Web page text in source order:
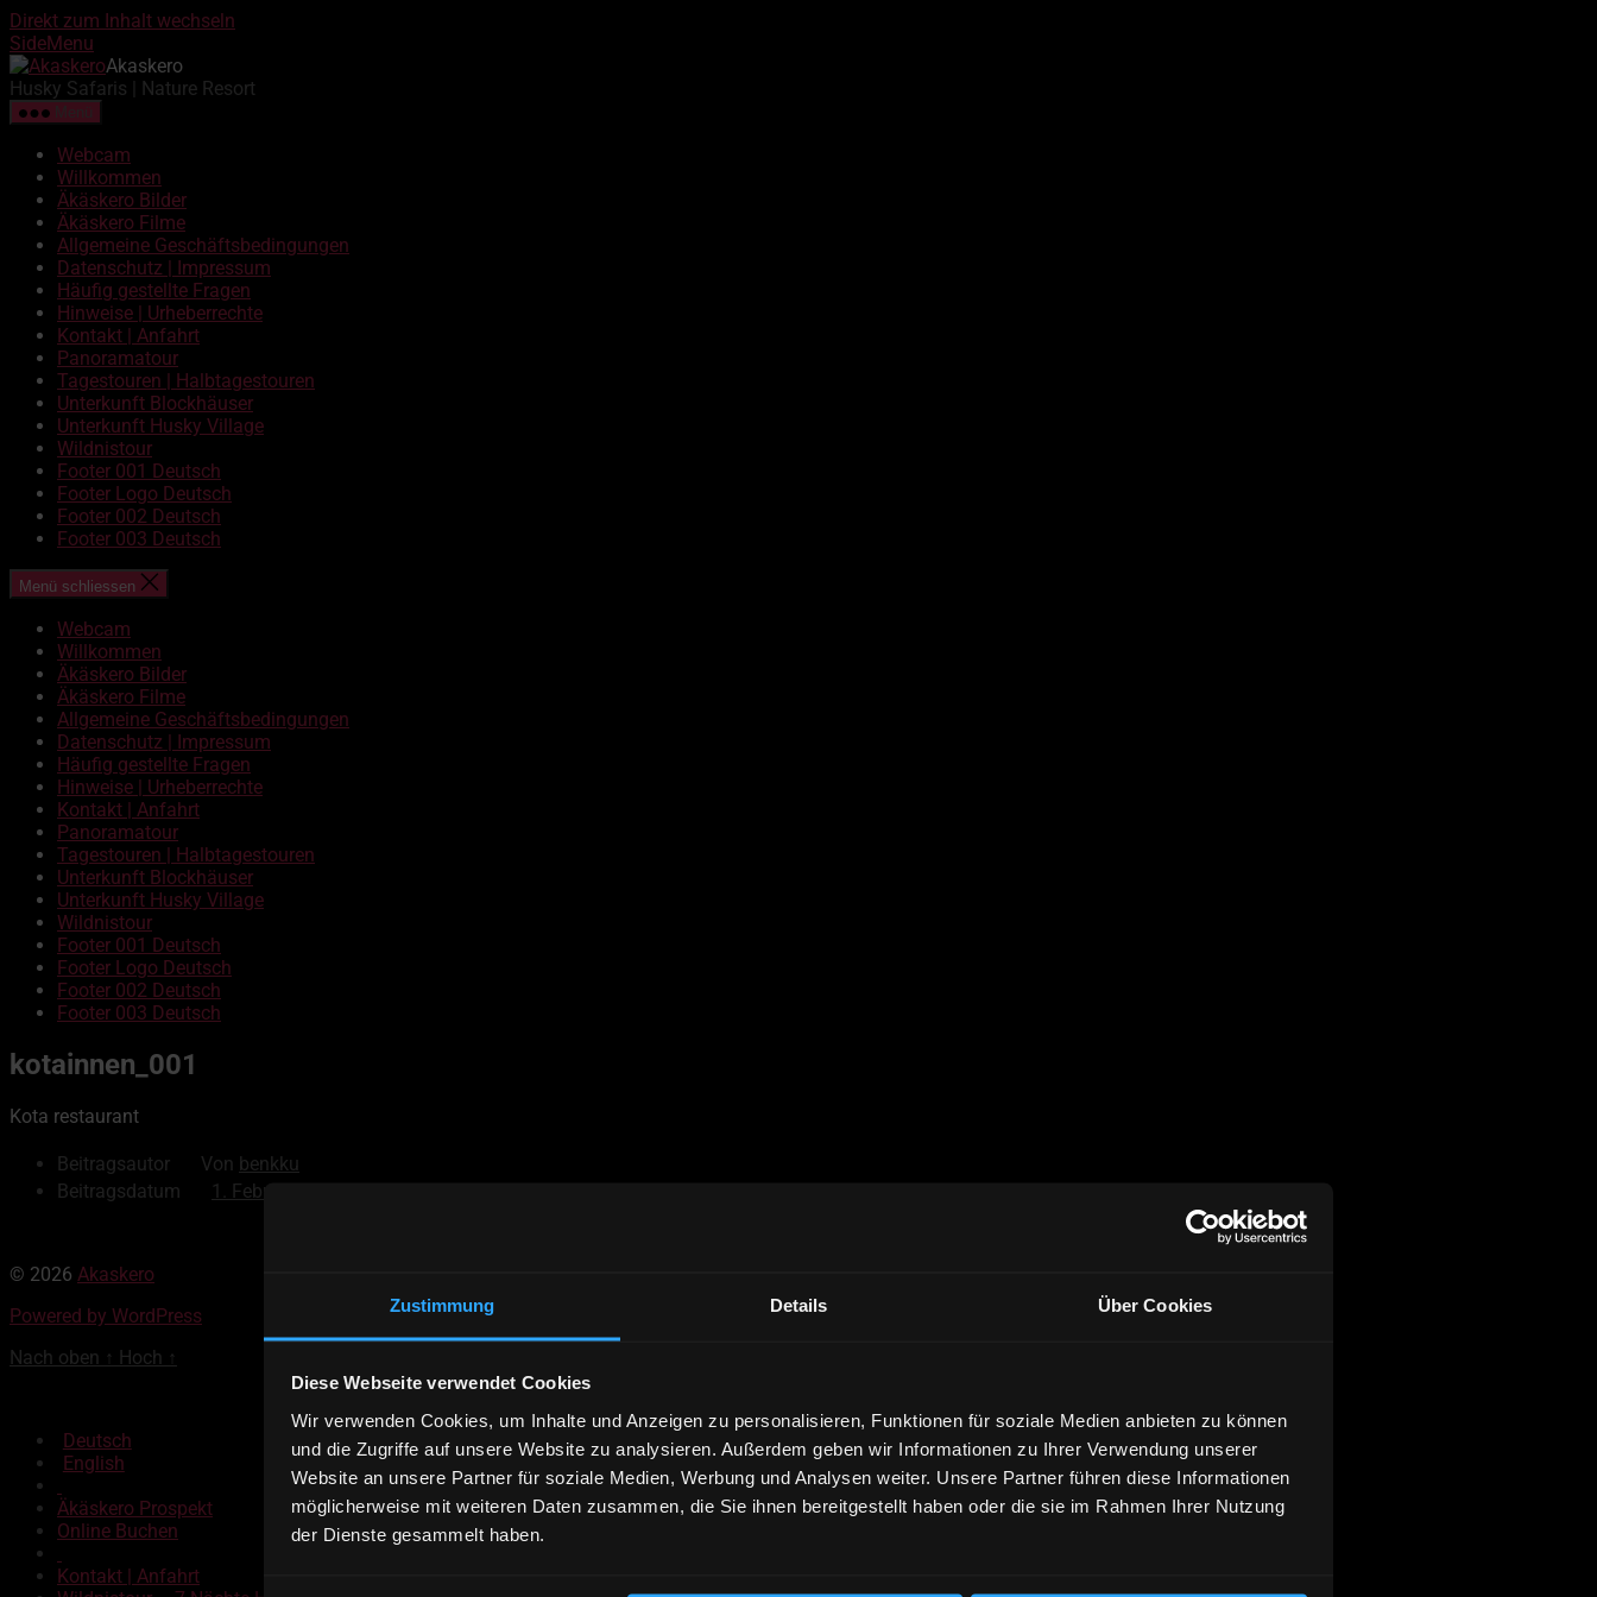
Zustimmung Details Über Cookies
Diese Webseite verwendet Cookies
Wir verwenden Cookies, um Inhalte und Anzeigen zu personalisieren, Funktionen für soziale Medien anbieten zu können
und die Zugriffe auf unsere Website zu analysieren. Außerdem geben wir Informationen zu Ihrer Verwendung unserer
Website an unsere Partner für soziale Medien, Werbung und Analysen weiter. Unsere Partner führen diese Informationen
möglicherweise mit weiteren Daten zusammen, die Sie ihnen bereitgestellt haben oder die sie im Rahmen Ihrer Nutzung
der Dienste gesammelt haben.
Direkt zum Inhalt wechseln
SideMenu
Akaskero
Husky Safaris | Nature Resort
Webcam
Willkommen
Äkäskero Bilder
Äkäskero Filme
Allgemeine Geschäftsbedingungen
Datenschutz | Impressum
Häufig gestellte Fragen
Hinweise | Urheberrechte
Kontakt | Anfahrt
Panoramatour
Tagestouren | Halbtagestouren
Unterkunft Blockhäuser
Unterkunft Husky Village
Wildnistour
Footer 001 Deutsch
Footer Logo Deutsch
Footer 002 Deutsch
Footer 003 Deutsch
Menü schliessen
Webcam
Willkommen
Äkäskero Bilder
Äkäskero Filme
Allgemeine Geschäftsbedingungen
Datenschutz | Impressum
Häufig gestellte Fragen
Hinweise | Urheberrechte
Kontakt | Anfahrt
Panoramatour
Tagestouren | Halbtagestouren
Unterkunft Blockhäuser
Unterkunft Husky Village
Wildnistour
Footer 001 Deutsch
Footer Logo Deutsch
Footer 002 Deutsch
Footer 003 Deutsch
kotainnen_001
Kota restaurant
Beitragsautor Von benkku
Beitragsdatum
1. Februar 2019
© 2026 Akaskero
Powered by WordPress
Nach oben ↑ Hoch ↑
Deutsch
English
Äkäskero Prospekt
Online Buchen
Kontakt | Anfahrt